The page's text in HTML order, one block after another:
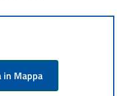
in Mappa